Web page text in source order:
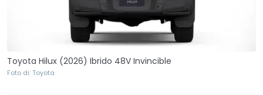
Toyota Hilux (2026) Ibrido 48V Invincible
Foto di: Toyota